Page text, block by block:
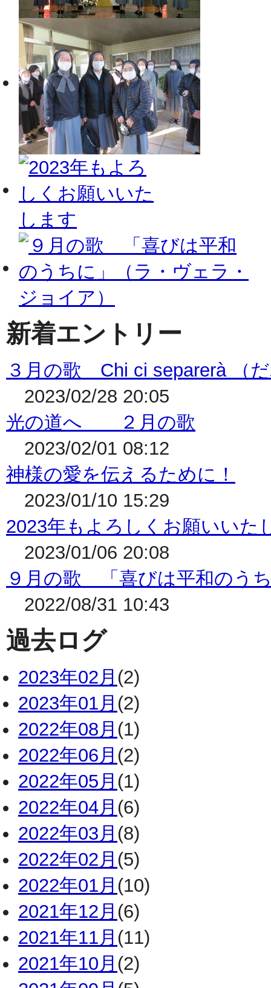
新着エントリー
３月の歌 Chi ci separerà （
2023/02/28 20:05
光の道へ ２月の歌
2023/02/01 08:12
神様の愛を伝えるために！
2023/01/10 15:29
2023年もよろしくお願いいた
2023/01/06 20:08
９月の歌 「喜びは平和のう
2022/08/31 10:43
過去ログ
2023年02月 (2)
2023年01月 (2)
2022年08月 (1)
2022年06月 (2)
2022年05月 (1)
2022年04月 (6)
2022年03月 (8)
2022年02月 (5)
2022年01月 (10)
2021年12月 (6)
2021年11月 (11)
2021年10月 (2)